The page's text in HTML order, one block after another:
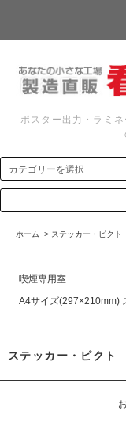
ポスター出力・ラミ
ホーム > ステッカー・ピクト
喫煙専用室
A4サイズ(297×210mm)
ステッカー・ピクト